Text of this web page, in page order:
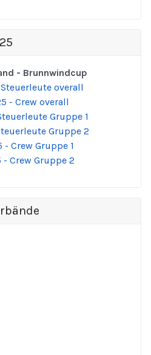
- Brunnwindcup
overall
- Crew overall
Gruppe 1
Gruppe 2
- Crew Gruppe 1
- Crew Gruppe 2